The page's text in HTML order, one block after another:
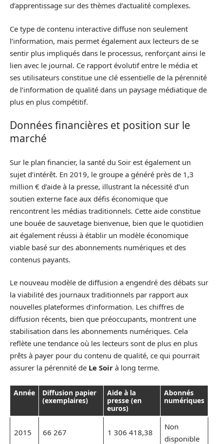
d’apprentissage sur des thèmes d’actualité complexes.
Ce type de contenu interactive diffuse non seulement
l’information, mais permet également aux lecteurs de se
sentir plus impliqués dans le processus, renforçant ainsi le
lien avec le journal. Ce rapport évolutif entre le média et
ses utilisateurs constitue une clé essentielle de la pérennité
de l’information de qualité dans un paysage médiatique de
plus en plus compétitif.
Données financières et position sur le
marché
Sur le plan financier, la santé du Soir est également un
sujet d’intérêt. En 2019, le groupe a généré près de 1,3
million € d’aide à la presse, illustrant la nécessité d’un
soutien externe face aux défis économique que
rencontrent les médias traditionnels. Cette aide constitue
une bouée de sauvetage bienvenue, bien que le quotidien
ait également réussi à établir un modèle économique
viable basé sur des abonnements numériques et des
contenus payants.
Le nouveau modèle de diffusion a engendré des débats sur
la viabilité des journaux traditionnels par rapport aux
nouvelles plateformes d’information. Les chiffres de
diffusion récents, bien que préoccupants, montrent une
stabilisation dans les abonnements numériques. Cela
reflète une tendance où les lecteurs sont de plus en plus
prêts à payer pour du contenu de qualité, ce qui pourrait
assurer la pérennité de Le Soir à long terme.
Année
Diffusion papier
(exemplaires)
Aide à la
presse (en
euros)
Abonnés
numériques
2015 66 267 1 306 418,38
Non
disponible